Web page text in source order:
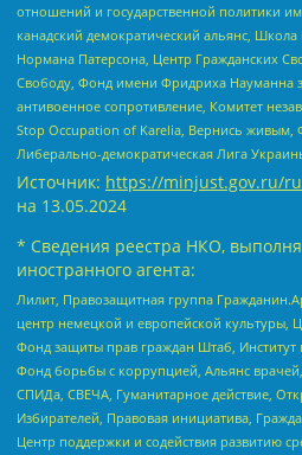
отношений и государственной политики
канадский демократический альянс,
Нормана Патерсона, Центр Гражданских
Свободу, Фонд имени Фридриха Науманна
антивоенное сопротивление, Комитет
Stop Occupation of Karelia, Вернись живым,
Либерально-демократическая Лига
Источник: https://minjust.gov.ru/
на 13.05.2024
* Сведения реестра НКО,
иностранного агента:
Лилит, Правозащитная группа
центр немецкой и европейской культуры,
Фонд защиты прав граждан Штаб,
Фонд борьбы с коррупцией, Альянс
СПИДа, СВЕЧА, Гуманитарное действие,
Избирателей, Правовая инициатива,
Центр поддержки и содействия развитию